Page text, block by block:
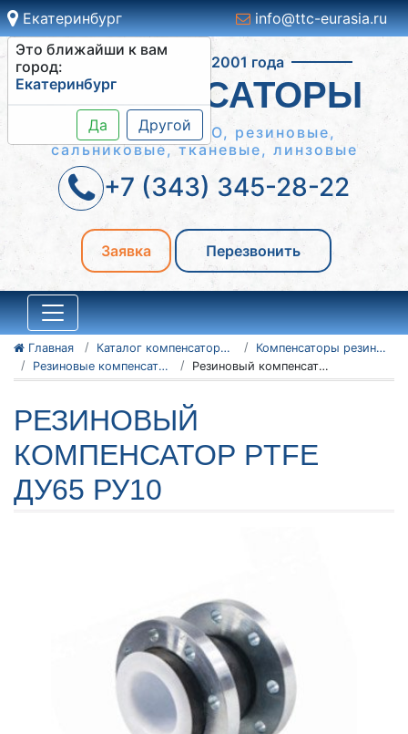
Екатеринбург
Это ближайши к вам
город:
Екатеринбург
Да Другой
info@ttc-eurasia.ru
Работаем с 2001 года
КОМПЕНСАТОРЫ
Сильфонные КСО, резиновые,
сальниковые, тканевые, линзовые
+7 (343) 345-28-22
Заявка Перезвонить
Главная Каталог компенсаторов
Компенсаторы резиновые антивибрационные
Резиновые компенсаторы PTFE
Резиновый компенсатор PTFE Ду65 Ру10
РЕЗИНОВЫЙ
КОМПЕНСАТОР PTFE
ДУ65 РУ10